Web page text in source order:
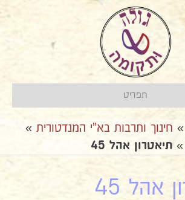
תפריט
» חינוך ותרבות בא"י המנדטורית »
» תיאטרון אהל 45
אהל 45